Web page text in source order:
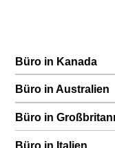
Büro in Kanada
K1P 5G3, Ottawa,
tel. +16134168826
Büro in Australien
680 World Square,
tel. +61291889474
Büro in
SE13 6EE, London,
Büro in Italien